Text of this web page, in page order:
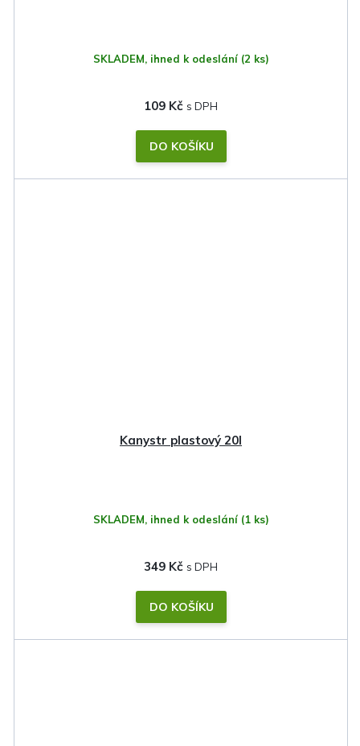
SKLADEM, ihned k odeslání (2 ks)
109 Kč
DO KOŠÍKU
Kanystr plastový 20l
SKLADEM, ihned k odeslání (1 ks)
349 Kč
DO KOŠÍKU